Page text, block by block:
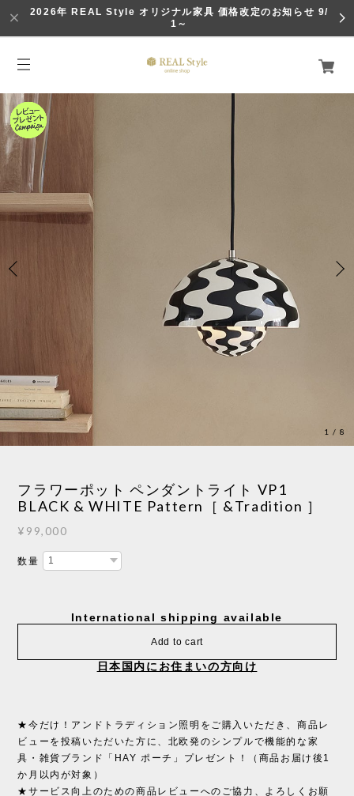
2026年 REAL Style オリジナル家具 価格改定のお知らせ 9/
1～
1 /8
フラワーポット ペンダントライト VP1
BLACK & WHITE Pattern［ &Tradition ］
¥99,000
数量
International shipping available
Add to cart
日本国内にお住まいの方向け
★今だけ！アンドトラディション照明をご購入いただき、商品レ
ビューを投稿いただいた方に、北欧発のシンプルで機能的な家
具・雑貨ブランド「HAY ポーチ」プレゼント！（商品お届け後1
か月以内が対象）
★サービス向上のための商品レビューへのご協力、よろしくお願